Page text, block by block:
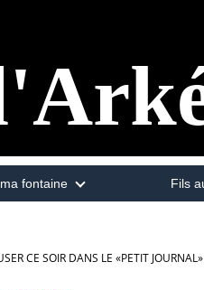
fontaine Fils
CE SOIR DANS LE «PETIT JOURNAL»